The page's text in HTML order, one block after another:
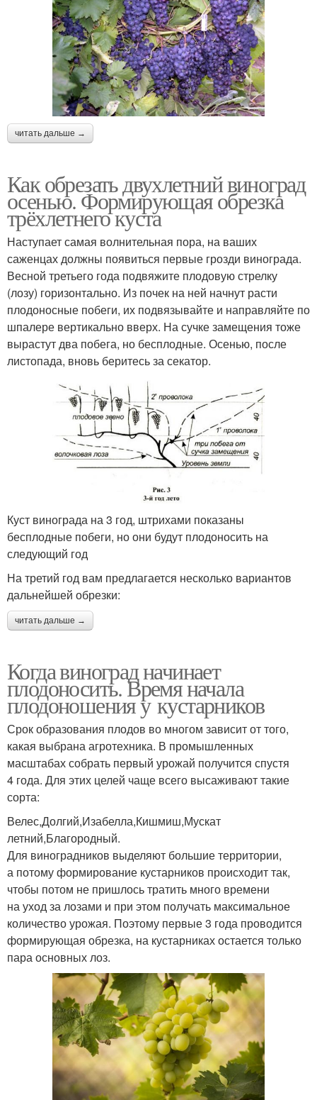
читать дальше →
Как обрезать двухлетний виноград
осенью. Формирующая обрезка
трёхлетнего куста
Наступает самая волнительная пора, на ваших
саженцах должны появиться первые грозди винограда.
Весной третьего года подвяжите плодовую стрелку
(лозу) горизонтально. Из почек на ней начнут расти
плодоносные побеги, их подвязывайте и направляйте по
шпалере вертикально вверх. На сучке замещения тоже
вырастут два побега, но бесплодные. Осенью, после
листопада, вновь беритесь за секатор.
Куст винограда на 3 год, штрихами показаны
бесплодные побеги, но они будут плодоносить на
следующий год
На третий год вам предлагается несколько вариантов
дальнейшей обрезки:
читать дальше →
Когда виноград начинает
плодоносить. Время начала
плодоношения у кустарников
Срок образования плодов во многом зависит от того,
какая выбрана агротехника. В промышленных
масштабах собрать первый урожай получится спустя
4 года. Для этих целей чаще всего высаживают такие
сорта:
Велес,Долгий,Изабелла,Кишмиш,Мускат
летний,Благородный.
Для виноградников выделяют большие территории,
а потому формирование кустарников происходит так,
чтобы потом не пришлось тратить много времени
на уход за лозами и при этом получать максимальное
количество урожая. Поэтому первые 3 года проводится
формирующая обрезка, на кустарниках остается только
пара основных лоз.